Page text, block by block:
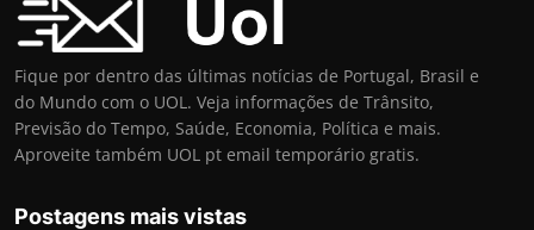
Fique por dentro das últimas notícias de Portugal, Brasil e
do Mundo com o UOL. Veja informações de Trânsito,
Previsão do Tempo, Saúde, Economia, Política e mais.
Aproveite também UOL pt email temporário gratis.
Postagens mais vistas